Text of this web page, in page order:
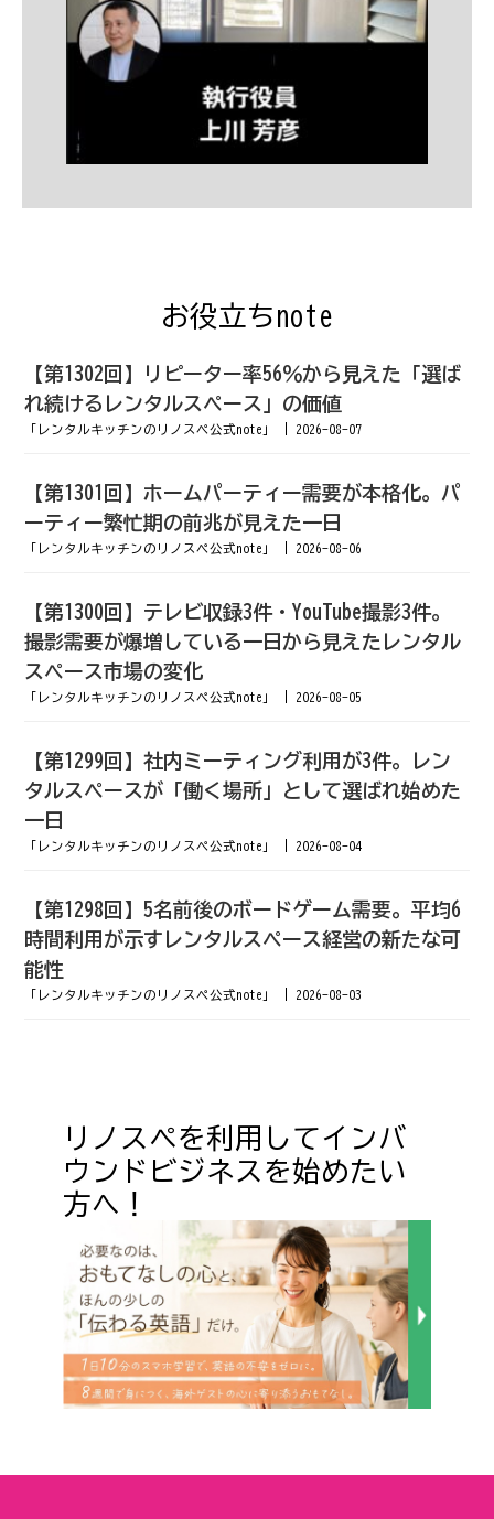
お役立ちnote
【第1302回】リピーター率56％から見えた「選ば
れ続けるレンタルスペース」の価値
「レンタルキッチンのリノスペ公式note」 2026-08-07
【第1301回】ホームパーティー需要が本格化。パ
ーティー繁忙期の前兆が見えた一日
「レンタルキッチンのリノスペ公式note」 2026-08-06
【第1300回】テレビ収録3件・YouTube撮影3件。
撮影需要が爆増している一日から見えたレンタル
スペース市場の変化
「レンタルキッチンのリノスペ公式note」 2026-08-05
【第1299回】社内ミーティング利用が3件。レン
タルスペースが「働く場所」として選ばれ始めた
一日
「レンタルキッチンのリノスペ公式note」 2026-08-04
【第1298回】5名前後のボードゲーム需要。平均6
時間利用が示すレンタルスペース経営の新たな可
能性
「レンタルキッチンのリノスペ公式note」 2026-08-03
リノスペを利用してインバ
ウンドビジネスを始めたい
方へ！